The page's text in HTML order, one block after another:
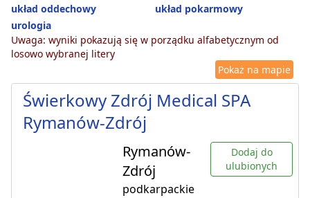
układ oddechowy
układ pokarmowy
urologia
Uwaga: wyniki pokazują się w porządku alfabetycznym od
losowo wybranej litery
Pokaż na mapie
Świerkowy Zdrój Medical SPA
Rymanów-Zdrój
Rymanów-
Zdrój
podkarpackie
Dodaj do
ulubionych